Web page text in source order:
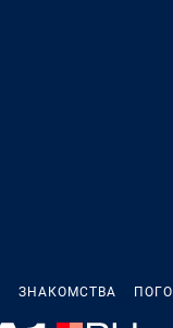
ЗНАКОМСТВА